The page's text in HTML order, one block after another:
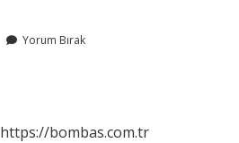
Yorum Bırak
https://bombas.com.tr